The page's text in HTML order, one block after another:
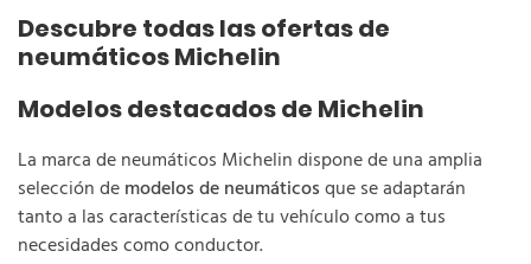
Descubre todas las ofertas de
neumáticos Michelin
Modelos destacados de Michelin
La marca de neumáticos Michelin dispone de una amplia
selección demodelos de neumáticosque se adaptarán
tanto a las características de tu vehículo como a tus
necesidades como conductor.